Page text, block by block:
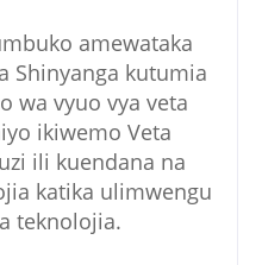
amewataka
Shinyanga kutumia
wa vyuo vya veta
ikiwemo Veta
ili kuendana na
katika ulimwengu
teknolojia.